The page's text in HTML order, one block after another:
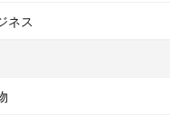
ネス